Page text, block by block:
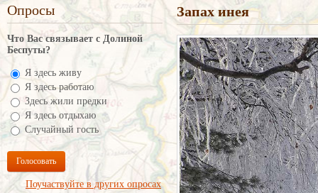
Опросы
Что Вас связывает с Долиной
Беспуты?
Я здесь живу
Я здесь работаю
Здесь жили предки
Я здесь отдыхаю
Случайный гость
Голосовать
Поучаствуйте в других опросах
Запах инея